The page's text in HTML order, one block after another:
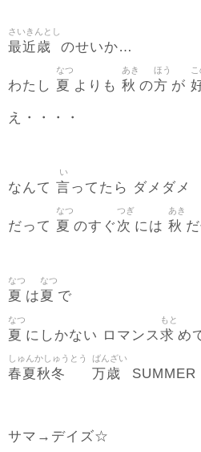
最近歳
さいきんとし
のせいか…
わたし 夏
なつ
よりも 秋
あき
の方
ほう
が
え・・・・
なんて 言
い
ってたら ダメダメ
だって 夏
なつ
のすぐ 次
つぎ
には 秋
あき
夏
なつ
は夏
なつ
で
夏
なつ
にしかない ロマンス求
もと
め
春夏秋冬
しゅんかしゅうとう
万歳
ばんざい
SUMMER
サマ→デイズ☆